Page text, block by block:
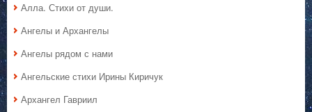
Алла. Стихи от души.
Ангелы и Архангелы
Ангелы рядом с нами
Ангельские стихи Ирины Киричук
Архангел Гавриил